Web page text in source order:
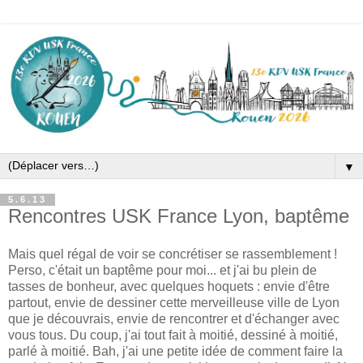
▼
5.6.13
Rencontres USK France Lyon, baptême
Mais quel régal de voir se concrétiser se rassemblement !
Perso, c'était un baptême pour moi... et j'ai bu plein de
tasses de bonheur, avec quelques hoquets : envie d'être
partout, envie de dessiner cette merveilleuse ville de Lyon
que je découvrais, envie de rencontrer et d'échanger avec
vous tous. Du coup, j'ai tout fait à moitié, dessiné à moitié,
parlé à moitié. Bah, j'ai une petite idée de comment faire la